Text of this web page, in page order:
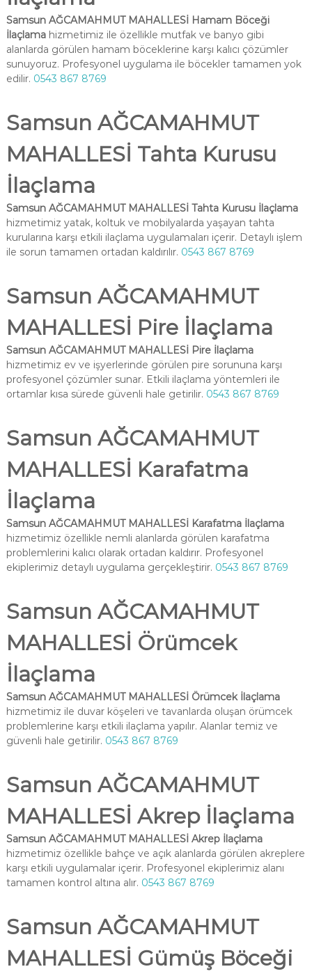
Samsun AĞCAMAHMUT MAHALLESİ Hamam Böceği
İlaçlamahizmetimiz ile özellikle mutfak ve banyo gibi
alanlarda görülen hamam böceklerine karşı kalıcı çözümler
sunuyoruz. Profesyonel uygulama ile böcekler tamamen yok
edilir. 0543 867 8769
Samsun AĞCAMAHMUT
MAHALLESİ Tahta Kurusu
İlaçlama
Samsun AĞCAMAHMUT MAHALLESİ Tahta Kurusu İlaçlama
hizmetimiz yatak, koltuk ve mobilyalarda yaşayan tahta
kurularına karşı etkili ilaçlama uygulamaları içerir. Detaylı işlem
ile sorun tamamen ortadan kaldırılır. 0543 867 8769
Samsun AĞCAMAHMUT
MAHALLESİ Pire İlaçlama
Samsun AĞCAMAHMUT MAHALLESİ Pire İlaçlama
hizmetimiz ev ve işyerlerinde görülen pire sorununa karşı
profesyonel çözümler sunar. Etkili ilaçlama yöntemleri ile
ortamlar kısa sürede güvenli hale getirilir. 0543 867 8769
Samsun AĞCAMAHMUT
MAHALLESİ Karafatma
İlaçlama
Samsun AĞCAMAHMUT MAHALLESİ Karafatma İlaçlama
hizmetimiz özellikle nemli alanlarda görülen karafatma
problemlerini kalıcı olarak ortadan kaldırır. Profesyonel
ekiplerimiz detaylı uygulama gerçekleştirir. 0543 867 8769
Samsun AĞCAMAHMUT
MAHALLESİ Örümcek
İlaçlama
Samsun AĞCAMAHMUT MAHALLESİ Örümcek İlaçlama
hizmetimiz ile duvar köşeleri ve tavanlarda oluşan örümcek
problemlerine karşı etkili ilaçlama yapılır. Alanlar temiz ve
güvenli hale getirilir. 0543 867 8769
Samsun AĞCAMAHMUT
MAHALLESİ Akrep İlaçlama
Samsun AĞCAMAHMUT MAHALLESİ Akrep İlaçlama
hizmetimiz özellikle bahçe ve açık alanlarda görülen akreplere
karşı etkili uygulamalar içerir. Profesyonel ekiplerimiz alanı
tamamen kontrol altına alır. 0543 867 8769
Samsun AĞCAMAHMUT
MAHALLESİ Gümüş Böceği